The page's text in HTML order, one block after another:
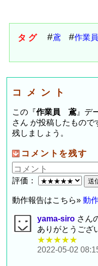
タグ 鳶
作業員
コメント
この『作業員 鳶 』デ
さん が投稿したもの
残しましょう。
コメントを残す
評価：
動作報告はこちら»動
yama-siro さん
ありがとうござ
★★★★★
2022-05-02